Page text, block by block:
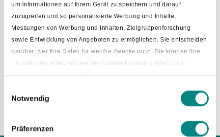
um Informationen auf Ihrem Gerät zu speichern und darauf
zuzugreifen und so personalisierte Werbung und Inhalte,
Messungen von Werbung und Inhalten, Zielgruppenforschung
sowie Entwicklung von Angeboten zu ermöglichen. Sie entscheiden
darüber, wer Ihre Daten für welche Zwecke nutzt. Sie können Ihre
Einwilligung jederzeit über die Cookie-Erklärung oder durch
Klicken auf das Privacy Trigger Symbol ändern oder widerrufen
Wenn Sie es erlauben, würden wir auch gerne:
Notwendig
Präferenzen
Tel.: 0511 120 6000
Diese vom Niedersächsischen Ministerium für Inneres und
Sport für die Landesregierung geschaltete Hotline soll
allgemeine, direkt verfügbare Informationen zum
Coronavirus und seinen Folgen unmittelbar geben,
ansonsten aber der Vermittlung zu anderen
Ansprechpartnerinnen und Ansprechpartnern aus